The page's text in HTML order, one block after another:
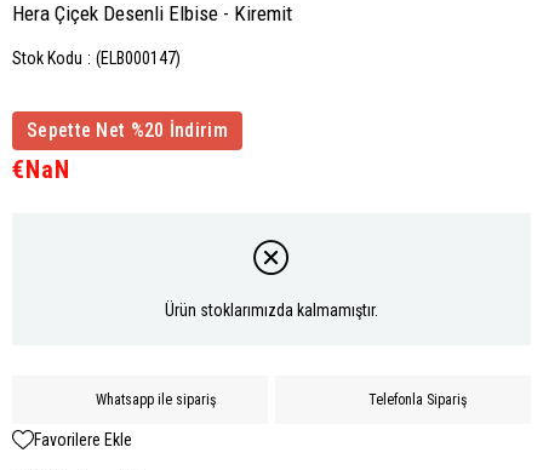
Hera Çiçek Desenli Elbise - Kiremit
Stok Kodu (ELB000147)
Sepette Net %20 İndirim
€NaN
Ürün stoklarımızda kalmamıştır.
Whatsapp ile sipariş Telefonla Sipariş
Favorilere Ekle